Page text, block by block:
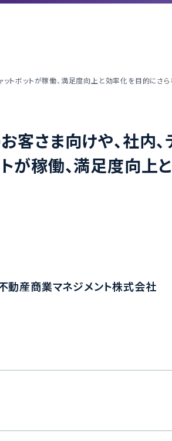
トボットが稼働、満足度向上と効率化を目的にさら
客さま向けや、社内、
が稼働、満足度向上
動産商業マネジメント株式会社